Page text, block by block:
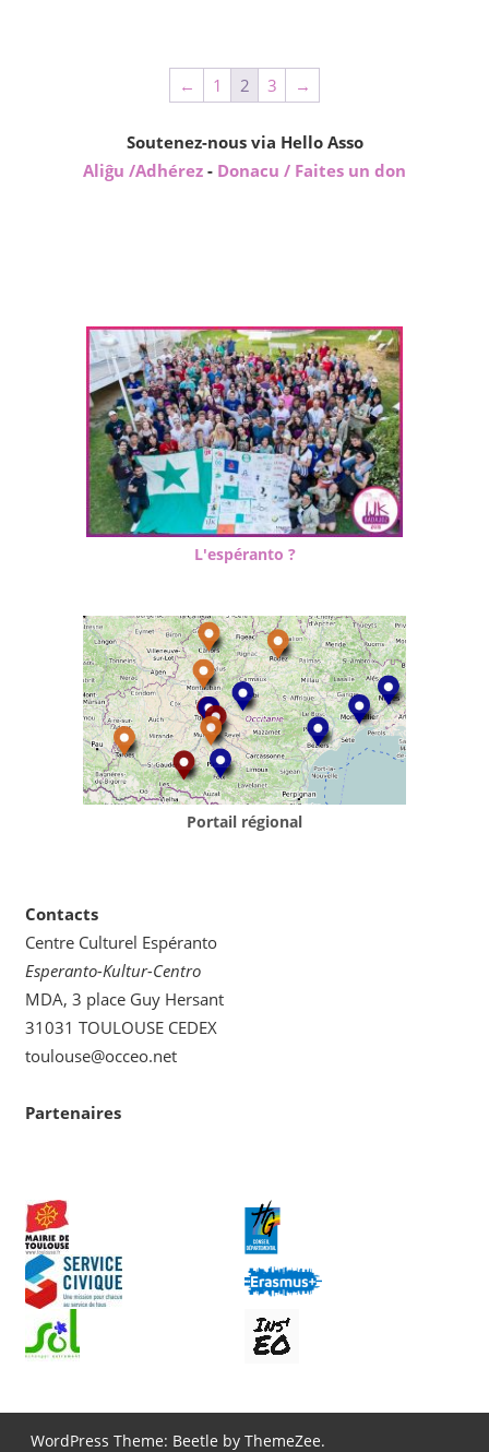
← 1 2 3 →
Soutenez-nous via Hello Asso
Aliĝu /Adhérez - Donacu / Faites un don
L'espéranto ?
Portail régional
Contacts
Centre Culturel Espéranto
Esperanto-Kultur-Centro
MDA, 3 place Guy Hersant
31031 TOULOUSE CEDEX
toulouse@occeo.net
Partenaires
WordPress Theme: Beetle by ThemeZee.